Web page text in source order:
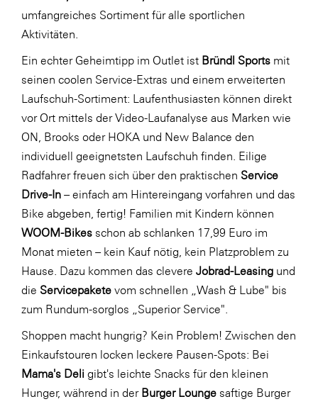
umfangreiches Sortiment für alle sportlichen
Aktivitäten.
Ein echter Geheimtipp im Outlet ist Bründl Sports mit
seinen coolen Service-Extras und einem erweiterten
Laufschuh-Sortiment: Laufenthusiasten können direkt
vor Ort mittels der Video-Laufanalyse aus Marken wie
ON, Brooks oder HOKA und New Balance den
individuell geeignetsten Laufschuh finden. Eilige
Radfahrer freuen sich über den praktischen Service
Drive-In – einfach am Hintereingang vorfahren und das
Bike abgeben, fertig! Familien mit Kindern können
WOOM-Bikes schon ab schlanken 17,99 Euro im
Monat mieten – kein Kauf nötig, kein Platzproblem zu
Hause. Dazu kommen das clevere Jobrad-Leasing und
die Servicepakete vom schnellen „Wash & Lube" bis
zum Rundum-sorglos „Superior Service".
Shoppen macht hungrig? Kein Problem! Zwischen den
Einkaufstouren locken leckere Pausen-Spots: Bei
Mama's Deli gibt's leichte Snacks für den kleinen
Hunger, während in der Burger Lounge saftige Burger